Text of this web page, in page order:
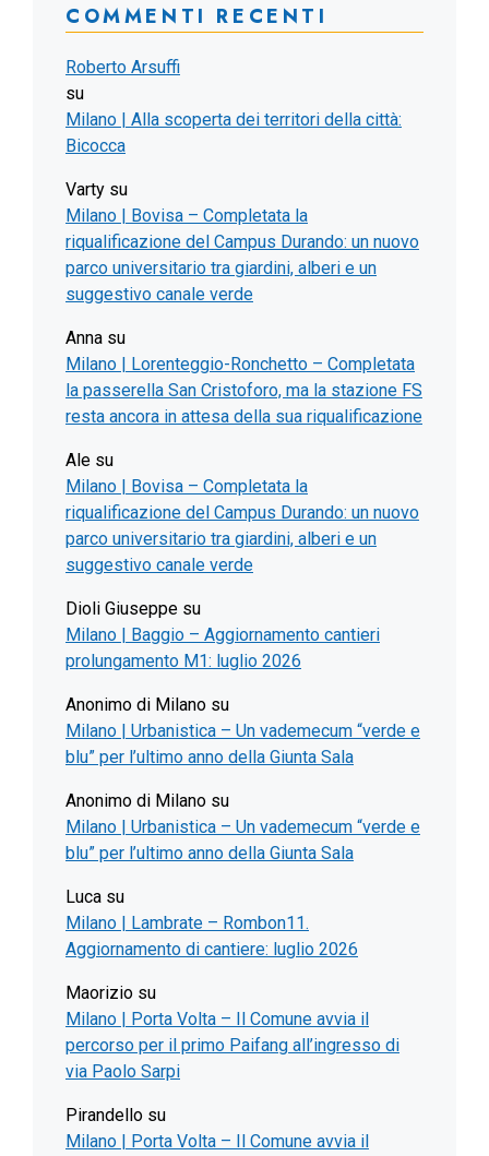
COMMENTI RECENTI
Roberto Arsuffi
su
Milano | Alla scoperta dei territori della città:
Bicocca
Varty su
Milano | Bovisa – Completata la
riqualificazione del Campus Durando: un nuovo
parco universitario tra giardini, alberi e un
suggestivo canale verde
Anna su
Milano | Lorenteggio-Ronchetto – Completata
la passerella San Cristoforo, ma la stazione FS
resta ancora in attesa della sua riqualificazione
Ale su
Milano | Bovisa – Completata la
riqualificazione del Campus Durando: un nuovo
parco universitario tra giardini, alberi e un
suggestivo canale verde
Dioli Giuseppe su
Milano | Baggio – Aggiornamento cantieri
prolungamento M1: luglio 2026
Anonimo di Milano su
Milano | Urbanistica – Un vademecum “verde e
blu” per l’ultimo anno della Giunta Sala
Anonimo di Milano su
Milano | Urbanistica – Un vademecum “verde e
blu” per l’ultimo anno della Giunta Sala
Luca su
Milano | Lambrate – Rombon11.
Aggiornamento di cantiere: luglio 2026
Maorizio su
Milano | Porta Volta – Il Comune avvia il
percorso per il primo Paifang all’ingresso di
via Paolo Sarpi
Pirandello su
Milano | Porta Volta – Il Comune avvia il